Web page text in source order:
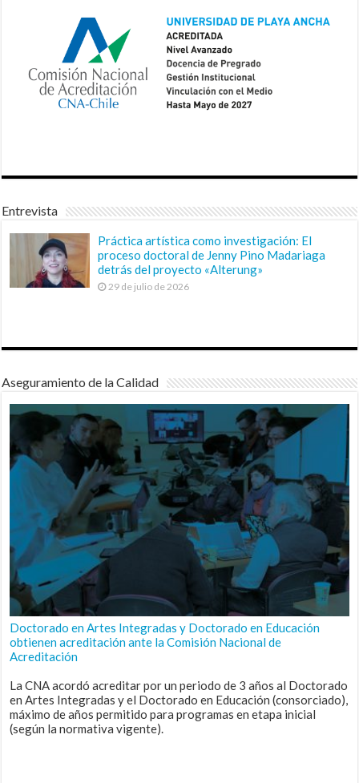
Entrevista
Práctica artística como investigación: El
proceso doctoral de Jenny Pino Madariaga
detrás del proyecto «Alterung»
29 de julio de 2026
Aseguramiento de la Calidad
Doctorado en Artes Integradas y Doctorado en Educación
obtienen acreditación ante la Comisión Nacional de
Acreditación
La CNA acordó acreditar por un periodo de 3 años al Doctorado
en Artes Integradas y el Doctorado en Educación (consorciado),
máximo de años permitido para programas en etapa inicial
(según la normativa vigente).